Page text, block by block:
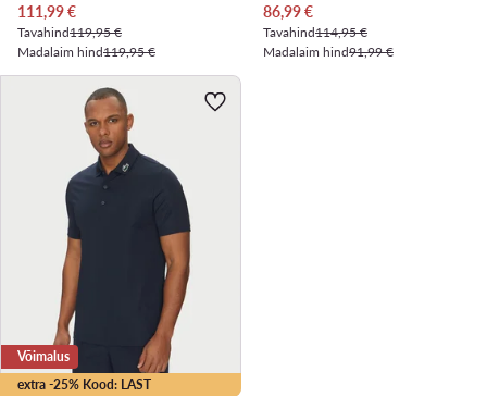
Praegune hind
111,99€
Tavahind119,95 €
Madalaim hind119,95 €
Praegune hind
86,99€
Tavahind114,95 €
Madalaim hind91,99 €
extra -25% Kood: LAST
Võimalus